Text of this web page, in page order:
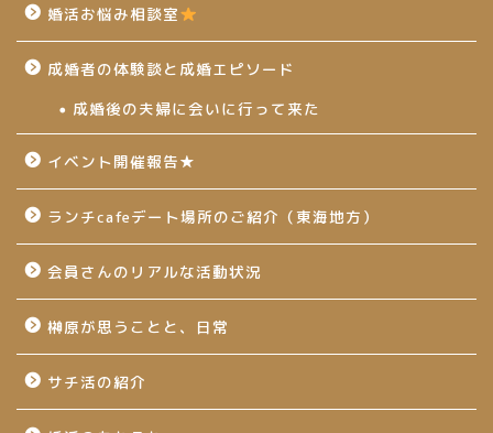
婚活お悩み相談室
成婚者の体験談と成婚エピソード
成婚後の夫婦に会いに行って来た
イベント開催報告★
ランチcafeデート場所のご紹介（東海地方）
会員さんのリアルな活動状況
榊原が思うことと、日常
サチ活の紹介